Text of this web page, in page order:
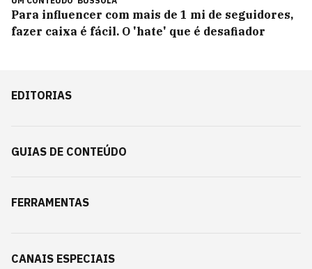
Para influencer com mais de 1 mi de seguidores,
fazer caixa é fácil. O 'hate' que é desafiador
EDITORIAS
GUIAS DE CONTEÚDO
FERRAMENTAS
CANAIS ESPECIAIS